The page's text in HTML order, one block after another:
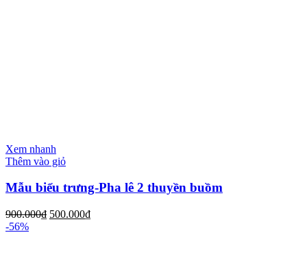
Xem nhanh
Thêm vào giỏ
Mẫu biểu trưng-Pha lê 2 thuyền buồm
900.000₫ 500.000₫
-56%